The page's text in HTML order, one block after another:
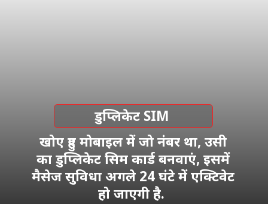
खोए हुए मोबाइल में जो नंबर था, उसी
का डुप्लिकेट सिम कार्ड बनवाएं, इसमें
मैसेज सुविधा अगले 24 घंटे में एक्टिवेट
हो जाएगी है.
डुप्लिकेट SIM